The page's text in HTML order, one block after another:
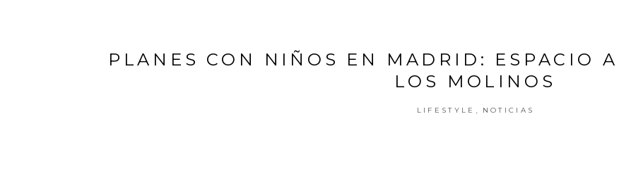
PLANES CON NIÑOS EN MADRID: ESPACIO
LOS MOLINOS
LIFESTYLE NOTICIAS